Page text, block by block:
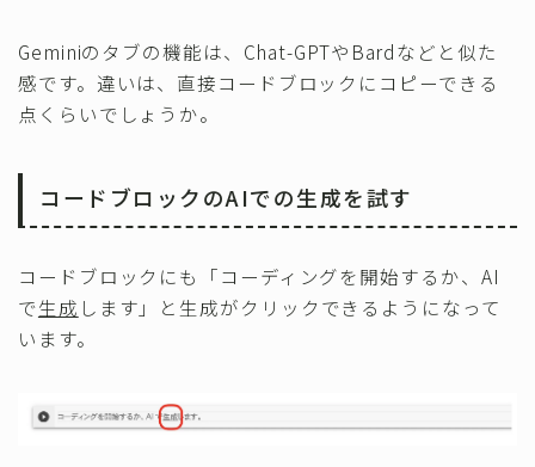
Geminiのタブの機能は、Chat-GPTやBardなどと似た
感です。違いは、直接コードブロックにコピーできる
点くらいでしょうか。
コードブロックのAIでの生成を試す
コードブロックにも「コーディングを開始するか、AI
で生成 します」と生成がクリックできるようになって
います。